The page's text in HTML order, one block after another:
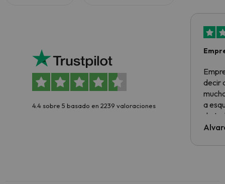
4.4 sobre 5 basado en 2239 valoraciones
decir
a
de
al
culpa